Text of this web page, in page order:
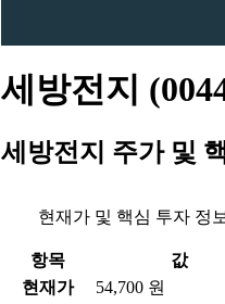
세방전지
세방전지 주가 및
현재가 및 핵심 투자 정보
항목
값
현재가
54,700 원